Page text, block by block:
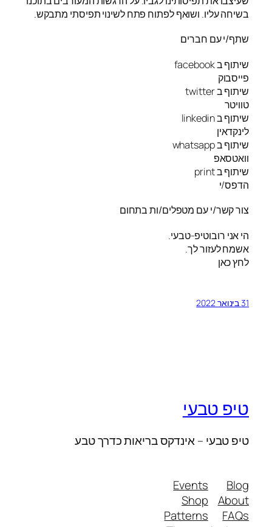
בשיחה עליו. ושואף לפתוח פתח לשינוי תפיסתי מתבקש.
שתף/י עם חברים
שיתוף ב facebook
פייסבוק
שיתוף ב twitter
טוויטר
שיתוף ב linkedin
לינקדאין
שיתוף ב whatsapp
וואטסאפ
שיתוף ב print
הדפס/י
צור קשר/י עם מטפלים/ות בתחום
הי אני רובוטיפ-טבעי.
אשמח לעזור לך.
לחץ כאן
31 בינואר 2022
טיפ טבעי
טיפ טבעי – אינדקס בריאות כדרך טבע
Blog
About
FAQs
Events
Shop
Patterns